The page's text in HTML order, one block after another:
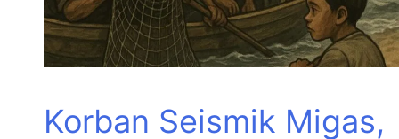
Korban Seismik Migas,